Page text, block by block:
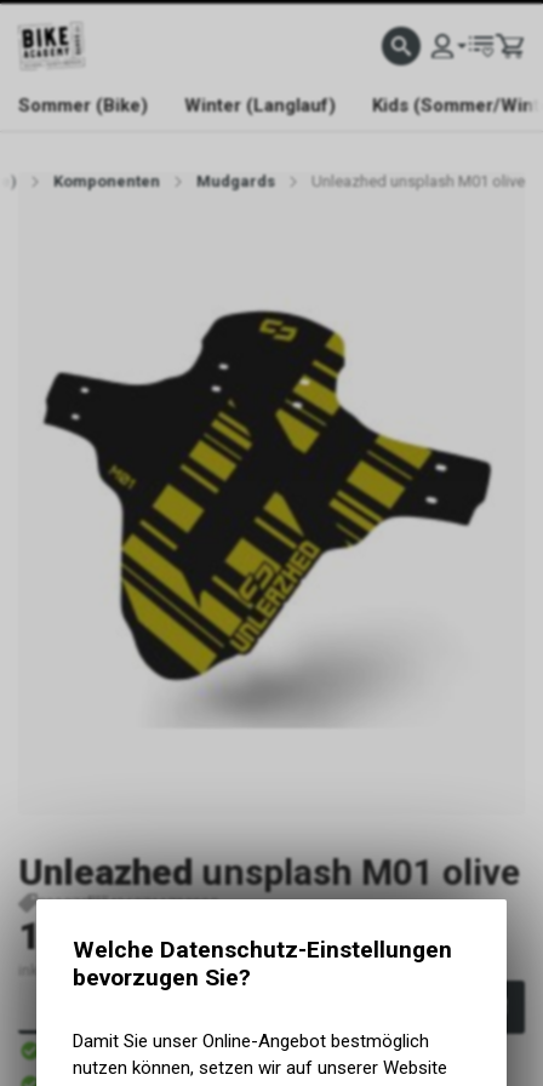
WELCOME TO BIKE ACADEMY
Sommer (Bike) Winter (Langlauf) Kids (Sommer/
Komponenten Mudgards Unleazhed unsplash M01 olive
Unleazhed unsplash M01 olive
P32875 4260711720338
19.90CHF
inkl. MwSt., zzgl. Versandkosten
Sofort verfügbar
Versand
Sofort abholbar
Welche Datenschutz-Einstellungen
bevorzugen Sie?
Damit Sie unser Online-Angebot bestmöglich
nutzen können, setzen wir auf unserer Website